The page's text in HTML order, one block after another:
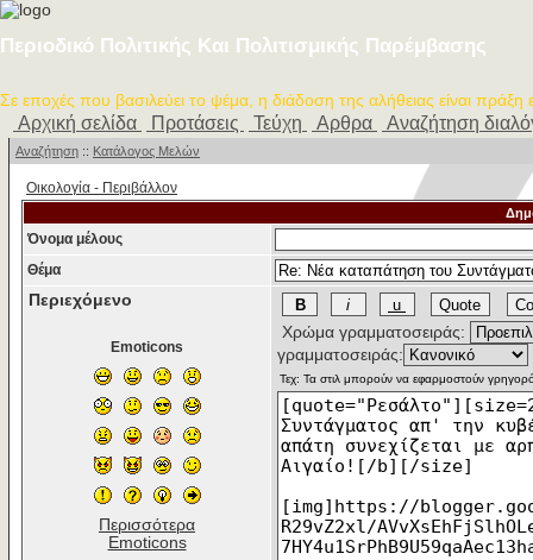
Περιοδικό Πολιτικής Και Πολιτισμικής Παρέμβασης
Σε εποχές που βασιλεύει το ψέμα, η διάδοση της αλήθειας είναι πράξη
Αρχική σελίδα Προτάσεις Τεύχη Αρθρα Αναζήτηση
Αναζήτηση :: Κατάλογος Μελών
Οικολογία - Περιβάλλον
Όνομα μέλους
Θέμα
Περιεχόμενο
Emoticons
Περισσότερα
Emoticons
Χρώμα γραμματοσειράς:
γραμματοσειράς: